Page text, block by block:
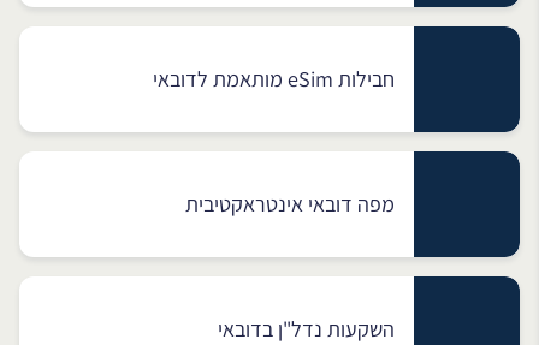
חבילות eSim מותאמת לדובאי
מפה דובאי אינטראקטיבית
השקעות נדל"ן בדובאי